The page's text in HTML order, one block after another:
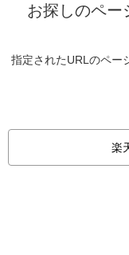
お探しのペー
指定されたURLのペー
楽